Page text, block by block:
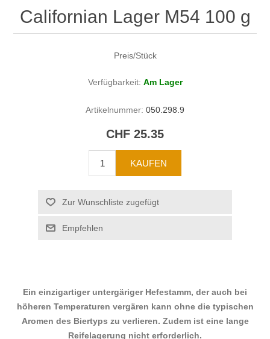
Californian Lager M54 100 g
Preis/Stück
Verfügbarkeit: Am Lager
Artikelnummer: 050.298.9
CHF 25.35
Ein einzigartiger untergäriger Hefestamm, der auch bei
höheren Temperaturen vergären kann ohne die typischen
Aromen des Biertyps zu verlieren. Zudem ist eine lange
Reifelagerung nicht erforderlich.